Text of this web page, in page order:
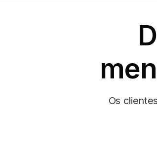
Os